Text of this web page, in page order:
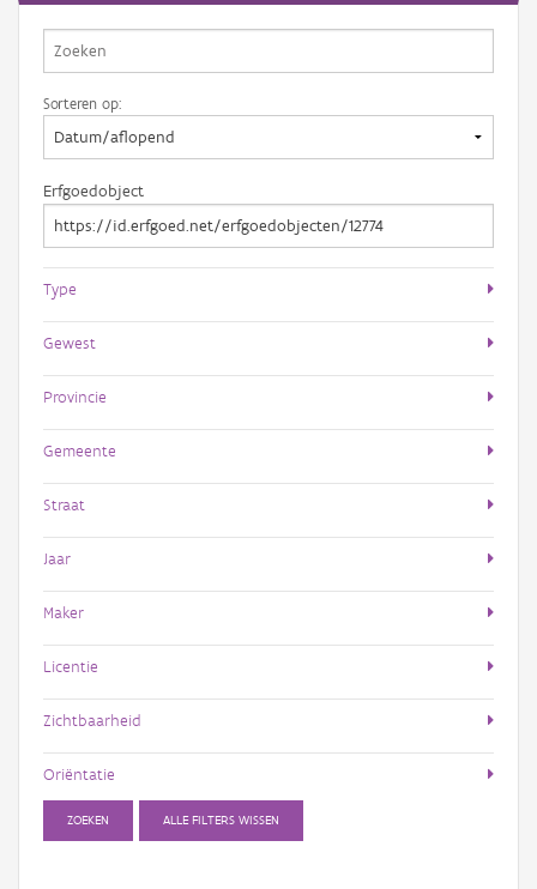
Sorteren op:
Erfgoedobject
Type
Gewest
Provincie
Gemeente
Straat
Jaar
Maker
Licentie
Zichtbaarheid
Oriëntatie
ZOEKEN ALLE FILTERS WISSEN